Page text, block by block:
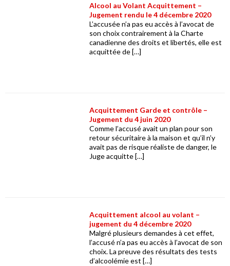
Alcool au Volant Acquittement –
Jugement rendu le 4 décembre 2020
L’accusée n’a pas eu accès à l’avocat de
son choix contrairement à la Charte
canadienne des droits et libertés, elle est
acquittée de […]
Acquittement Garde et contrôle –
Jugement du 4 juin 2020
Comme l’accusé avait un plan pour son
retour sécuritaire à la maison et qu’il n’y
avait pas de risque réaliste de danger, le
Juge acquitte […]
Acquittement alcool au volant –
jugement du 4 décembre 2020
Malgré plusieurs demandes à cet effet,
l’accusé n’a pas eu accès à l’avocat de son
choix. La preuve des résultats des tests
d’alcoolémie est […]